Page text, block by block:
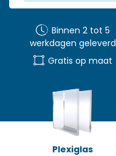
Accessoires
Binnen 2 tot 5
werkdagen geleverd
Gratis op maat
Plexiglas